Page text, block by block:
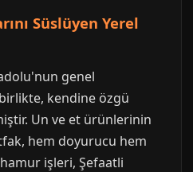
Süslüyen Yerel
genel
kendine özgü
Un ve et ürünlerinin
hem doyurucu hem
işleri, Şefaatli